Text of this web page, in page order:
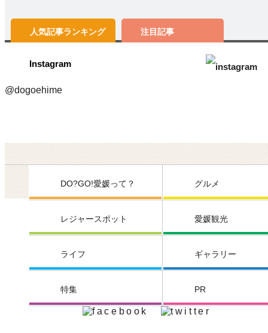
人気記事ランキング 注目記事
Instagram
@dogoehime
DO?GO!愛媛って？ グルメ
レジャースポット 愛媛観光
ライフ ギャラリー
特集 PR